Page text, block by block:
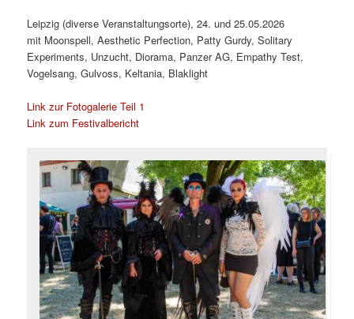
Leipzig (diverse Veranstaltungsorte), 24. und 25.05.2026
mit Moonspell, Aesthetic Perfection, Patty Gurdy, Solitary
Experiments, Unzucht, Diorama, Panzer AG, Empathy Test,
Vogelsang, Gulvoss, Keltania, Blaklight
Link zur Fotogalerie Teil 1
Link zum Festivalbericht